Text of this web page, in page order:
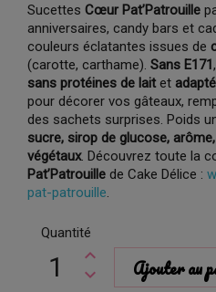
Sucettes Cœur Pat’Patrouille
anniversaires, candy bars et
couleurs éclatantes issues de
(carotte, carthame). Sans E171,
sans protéines de lait et
pour décorer vos gâteaux,
des sachets surprises. Poids
sucre, sirop de glucose,
végétaux. Découvrez toute la
Pat’Patrouille de Cake Délice :
pat-patrouille.
Quantité
Ajouter au